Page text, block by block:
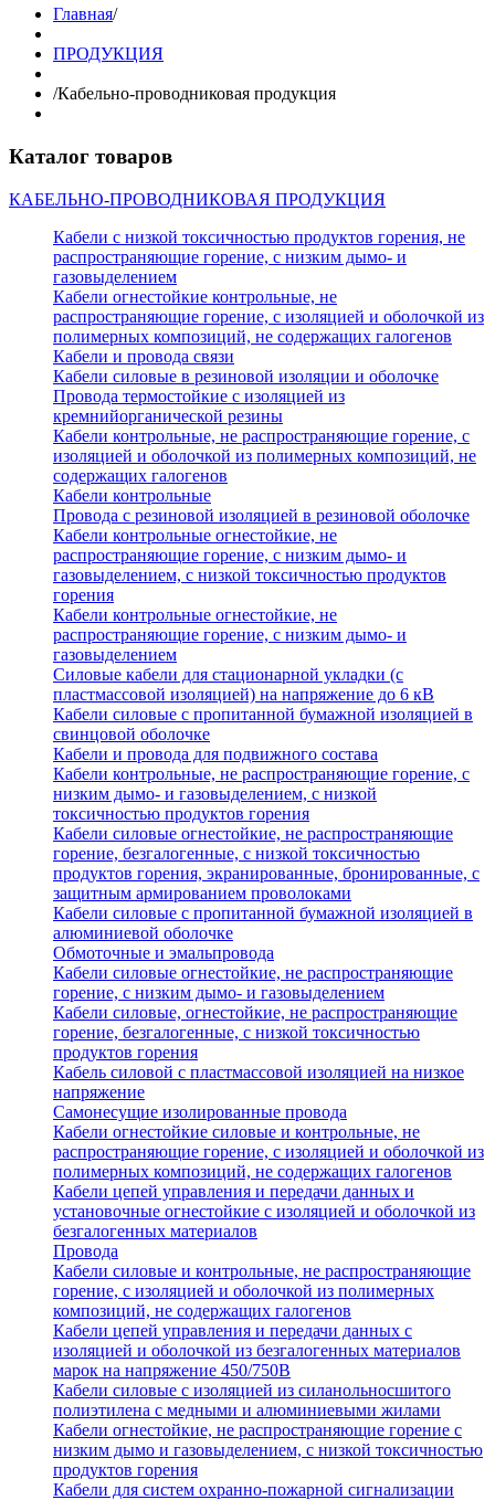
Главная/
ПРОДУКЦИЯ
/Кабельно-проводниковая продукция
Каталог товаров
КАБЕЛЬНО-ПРОВОДНИКОВАЯ ПРОДУКЦИЯ
Кабели с низкой токсичностью продуктов горения, не
распространяющие горение, с низким дымо- и
газовыделением
Кабели огнестойкие контрольные, не
распространяющие горение, с изоляцией и оболочкой из
полимерных композиций, не содержащих галогенов
Кабели и провода связи
Кабели силовые в резиновой изоляции и оболочке
Провода термостойкие с изоляцией из
кремнийорганической резины
Кабели контрольные, не распространяющие горение, с
изоляцией и оболочкой из полимерных композиций, не
содержащих галогенов
Кабели контрольные
Провода с резиновой изоляцией в резиновой оболочке
Кабели контрольные огнестойкие, не
распространяющие горение, с низким дымо- и
газовыделением, с низкой токсичностью продуктов
горения
Кабели контрольные огнестойкие, не
распространяющие горение, с низким дымо- и
газовыделением
Силовые кабели для стационарной укладки (с
пластмассовой изоляцией) на напряжение до 6 кВ
Кабели силовые с пропитанной бумажной изоляцией в
свинцовой оболочке
Кабели и провода для подвижного состава
Кабели контрольные, не распространяющие горение, с
низким дымо- и газовыделением, с низкой
токсичностью продуктов горения
Кабели силовые огнестойкие, не распространяющие
горение, безгалогенные, с низкой токсичностью
продуктов горения, экранированные, бронированные, с
защитным армированием проволоками
Кабели силовые с пропитанной бумажной изоляцией в
алюминиевой оболочке
Обмоточные и эмальпровода
Кабели силовые огнестойкие, не распространяющие
горение, с низким дымо- и газовыделением
Кабели силовые, огнестойкие, не распространяющие
горение, безгалогенные, с низкой токсичностью
продуктов горения
Кабель силовой с пластмассовой изоляцией на низкое
напряжение
Самонесущие изолированные провода
Кабели огнестойкие силовые и контрольные, не
распространяющие горение, с изоляцией и оболочкой из
полимерных композиций, не содержащих галогенов
Кабели цепей управления и передачи данных и
установочные огнестойкие с изоляцией и оболочкой из
безгалогенных материалов
Провода
Кабели силовые и контрольные, не распространяющие
горение, с изоляцией и оболочкой из полимерных
композиций, не содержащих галогенов
Кабели цепей управления и передачи данных с
изоляцией и оболочкой из безгалогенных материалов
марок на напряжение 450/750В
Кабели силовые с изоляцией из силанольносшитого
полиэтилена с медными и алюминиевыми жилами
Кабели огнестойкие, не распространяющие горение с
низким дымо и газовыделением, с низкой токсичностью
продуктов горения
Кабели для систем охранно-пожарной сигнализации